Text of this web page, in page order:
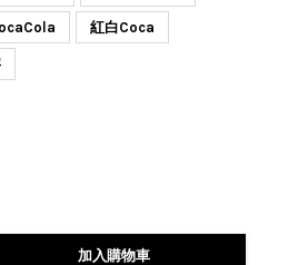
紅白Coca
加入購物車